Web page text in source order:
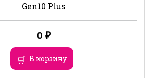
Gen10 Plus
0 ₽
В корзину